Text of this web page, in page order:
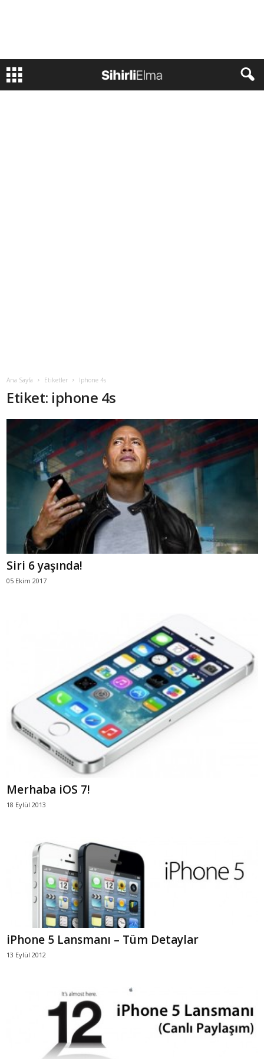
Ana Sayfa Etiketler Iphone 4s
Etiket: iphone 4s
Siri 6 yaşında!
05 Ekim 2017
Merhaba iOS 7!
18 Eylül 2013
iPhone 5 Lansmanı – Tüm Detaylar
13 Eylül 2012